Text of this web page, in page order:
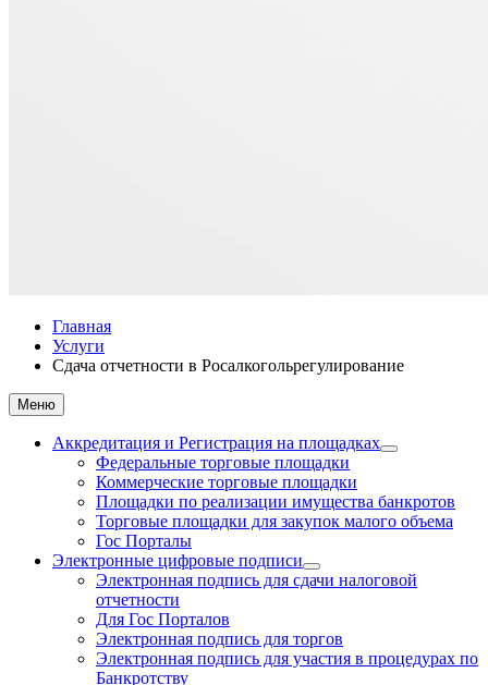
Главная
Услуги
Сдача отчетности в Росалкогольрегулирование
Меню
Аккредитация и Регистрация на площадках
Федеральные торговые площадки
Коммерческие торговые площадки
Площадки по реализации имущества банкротов
Торговые площадки для закупок малого объема
Гос Порталы
Электронные цифровые подписи
Электронная подпись для сдачи налоговой
отчетности
Для Гос Порталов
Электронная подпись для торгов
Электронная подпись для участия в процедурах по
Банкротству